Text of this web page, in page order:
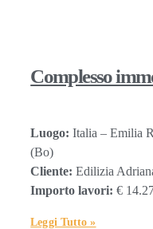
Complesso
Luogo:Italia – Emilia
(Bo)
Cliente:Edilizia
Importo lavori:€
Leggi Tutto »